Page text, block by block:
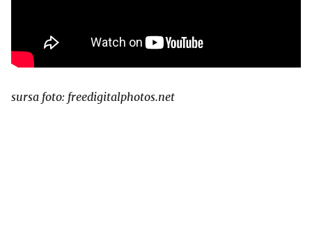
sursa foto: freedigitalphotos.net